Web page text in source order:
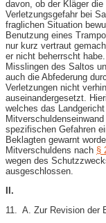
davon, ob der Kläger
Verletzungsgefahr bei
fraglichen Situation
Benutzung eines
nur kurz vertraut
er nicht beherrscht
Misslingen des Saltos
auch die Abfederung
Verletzungen nicht
auseinandergesetzt.
welches das
spezifischen Gefahren
Beklagten gewarnt
Mitverschuldens nach §
wegen des
ausgeschlossen.
II.
11. A. Zur Revision der